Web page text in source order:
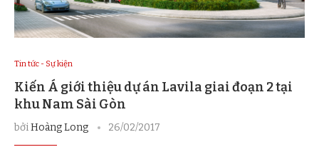
Tin tức - Sự kiện
Kiến Á giới thiệu dự án Lavila giai đoạn 2 tại
khu Nam Sài Gòn
bởiHoàng Long 26/02/2017